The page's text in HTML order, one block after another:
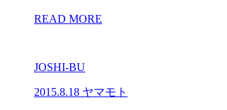
READ MORE
JOSHI-BU
2015.8.18 ヤマモト